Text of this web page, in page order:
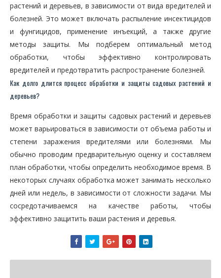
растений и деревьев, в зависимости от вида вредителей и
болезней. Это может включать распыление инсектицидов
и фунгицидов, применение инъекций, а также другие
методы защиты. Мы подберем оптимальный метод
обработки, чтобы эффективно контролировать
вредителей и предотвратить распространение болезней.
Как долго длится процесс обработки и защиты садовых растений и
деревьев?
Время обработки и защиты садовых растений и деревьев
может варьироваться в зависимости от объема работы и
степени заражения вредителями или болезнями. Мы
обычно проводим предварительную оценку и составляем
план обработки, чтобы определить необходимое время. В
некоторых случаях обработка может занимать несколько
дней или недель, в зависимости от сложности задачи. Мы
сосредотачиваемся на качестве работы, чтобы
эффективно защитить ваши растения и деревья.